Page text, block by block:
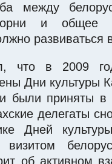
между
и общее
развиваться
что в 2009
Дни культуры
были приняты
делегаты
Дней
визитом
об активном